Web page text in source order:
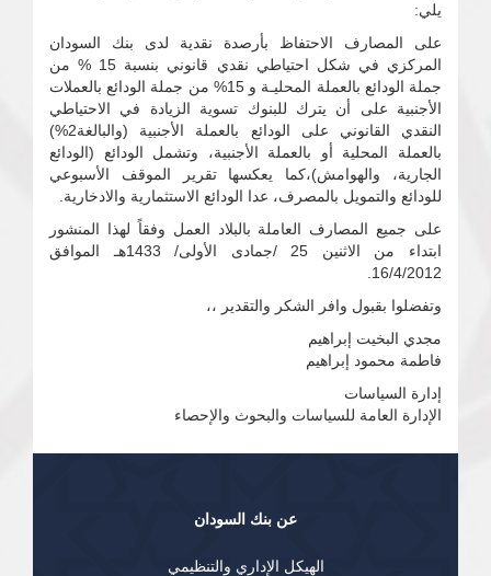
يلي:
على المصارف الاحتفاظ بأرصدة نقدية لدى بنك السودان
المركزي في شكل احتياطي نقدي قانوني بنسبة 15 % من
جملة الودائع بالعملة المحليـة و 15% من جملة الودائع بالعملات
الأجنبية على أن يترك للبنوك تسوية الزيادة في الاحتياطي
النقدي القانوني على الودائع بالعملة الأجنبية (والبالغة2%)
بالعملة المحلية أو بالعملة الأجنبية، وتشمل الودائع (الودائع
الجارية، والهوامش)،كما يعكسها تقرير الموقف الأسبوعي
للودائع والتمويل بالمصرف، عدا الودائع الاستثمارية والادخارية.
على جميع المصارف العاملة بالبلاد العمل وفقاً لهذا المنشور
ابتداء من الاثنين 25 /جمادى الأولى/ 1433هـ الموافق
16/4/2012.
وتفضلوا بقبول وافر الشكر والتقدير ،،
مجدي البخيت إبراهيم
فاطمة محمود إبراهيم
إدارة السياسات
الإدارة العامة للسياسات والبحوث والإحصاء
عن بنك السودان
الهيكل الإداري والتنظيمي